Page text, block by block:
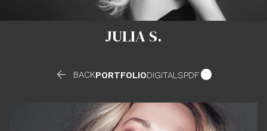
JULIA S.
 BACKPORTFOLIODIGITALSPDF